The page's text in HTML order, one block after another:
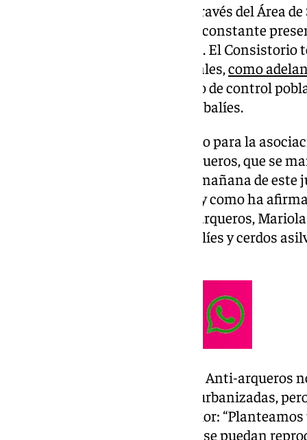
, a través del Área
unas semanas medidas ante la constante
asilvestrados en zonas urbanas. El
de abrevaderos en zonas forestales,como
además de contratar un servicio de control
empleará arqueros contra los jabalíes.
La decisión no ha sido del agrado para la
Plataforma Ciudadana Anti-arqueros, que se
Ayuntamiento de Málaga en la mañana de
de una solución desmedida, tal y como ha
la Plataforma Ciudadana Anti-arqueros,
la decisión de “matar” a los jabalíes y cerdos
Desde la Plataforma Ciudadana Anti-arqueros
presencia de jabalíes en zonas urbanizadas,
reducir la especie sin causar dolor:
química a las crías, para que no se puedan